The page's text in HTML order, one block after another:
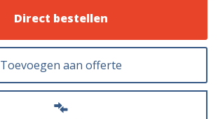
Direct bestellen
Toevoegen aan offerte